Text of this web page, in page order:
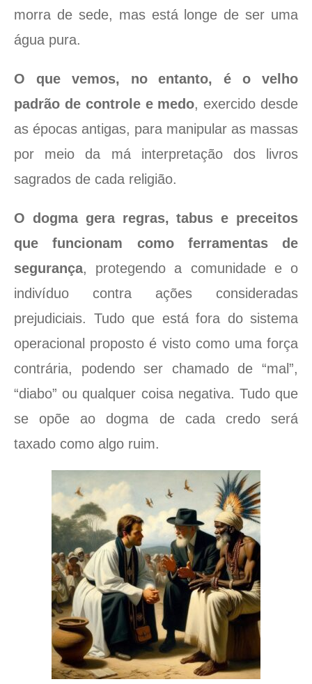
morra de sede, mas está longe de ser uma
água pura.
O que vemos, no entanto, é o velho
padrão de controle e medo, exercido desde
as épocas antigas, para manipular as massas
por meio da má interpretação dos livros
sagrados de cada religião.
O dogma gera regras, tabus e preceitos
que funcionam como ferramentas de
segurança, protegendo a comunidade e o
indivíduo contra ações consideradas
prejudiciais. Tudo que está fora do sistema
operacional proposto é visto como uma força
contrária, podendo ser chamado de “mal”,
“diabo” ou qualquer coisa negativa. Tudo que
se opõe ao dogma de cada credo será
taxado como algo ruim.